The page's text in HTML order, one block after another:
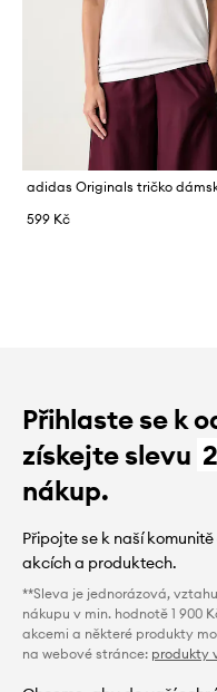
599 Kč
Přihlaste se k
získejte slevu
nákup.
Připojte se k naší
akcích a produktech.
**Sleva je jednorázová,
nákupu v min. hodnotě 1 900
akcemi a některé produkty
na webové stránce: produkty